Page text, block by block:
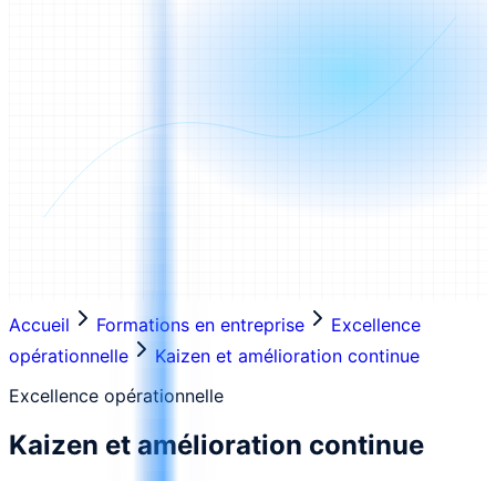
Accueil Formations en entreprise
Excellence
opérationnelle
Kaizen et amélioration continue
Excellence opérationnelle
Kaizen et amélioration continue